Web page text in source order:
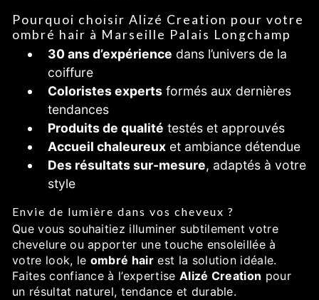
Pourquoi choisir Alizé Creation pour votre
ombré hair à Marseille Palais Longchamp
30 ans d’expérience dans l’univers de la
coiffure
Coloristes experts formés aux dernières
tendances
Produits de qualité testés et approuvés
Accueil chaleureux et ambiance détendue
Des résultats sur-mesure, adaptés à votre
style
Envie de lumière dans vos cheveux ?
Que vous souhaitiez illuminer subtilement votre
chevelure ou apporter une touche ensoleillée à
votre look, le ombré hair est la solution idéale.
Faites confiance à l’expertise Alizé Creation pour
un résultat naturel, tendance et durable.